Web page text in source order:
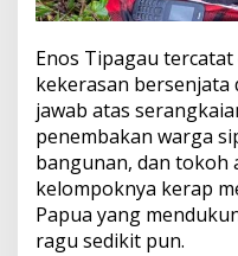
Enos Tipagau
kekerasan bersenjata
jawab atas
penembakan warga
bangunan, dan tokoh
kelompoknya kerap
Papua yang
ragu sedikit pun.